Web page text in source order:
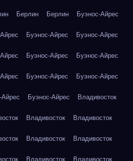
Берлин Берлин Буэнос-Айрес
Буэнос-Айрес Буэнос-Айрес
Буэнос-Айрес Буэнос-Айрес
Буэнос-Айрес Буэнос-Айрес
Айрес Буэнос-Айрес Владивосток
Владивосток Владивосток
Владивосток Владивосток
Владивосток Владивосток